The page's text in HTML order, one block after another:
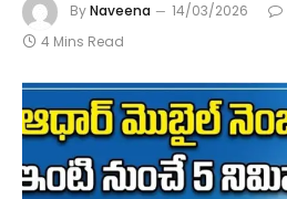
ByNaveena 14/03/2026
4 Mins Read